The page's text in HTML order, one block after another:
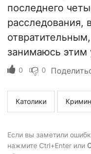
последнего
расследования,
занимаюсь этим
0 0
Католики
Если вы заметили
нажмите Ctrl+Enter или